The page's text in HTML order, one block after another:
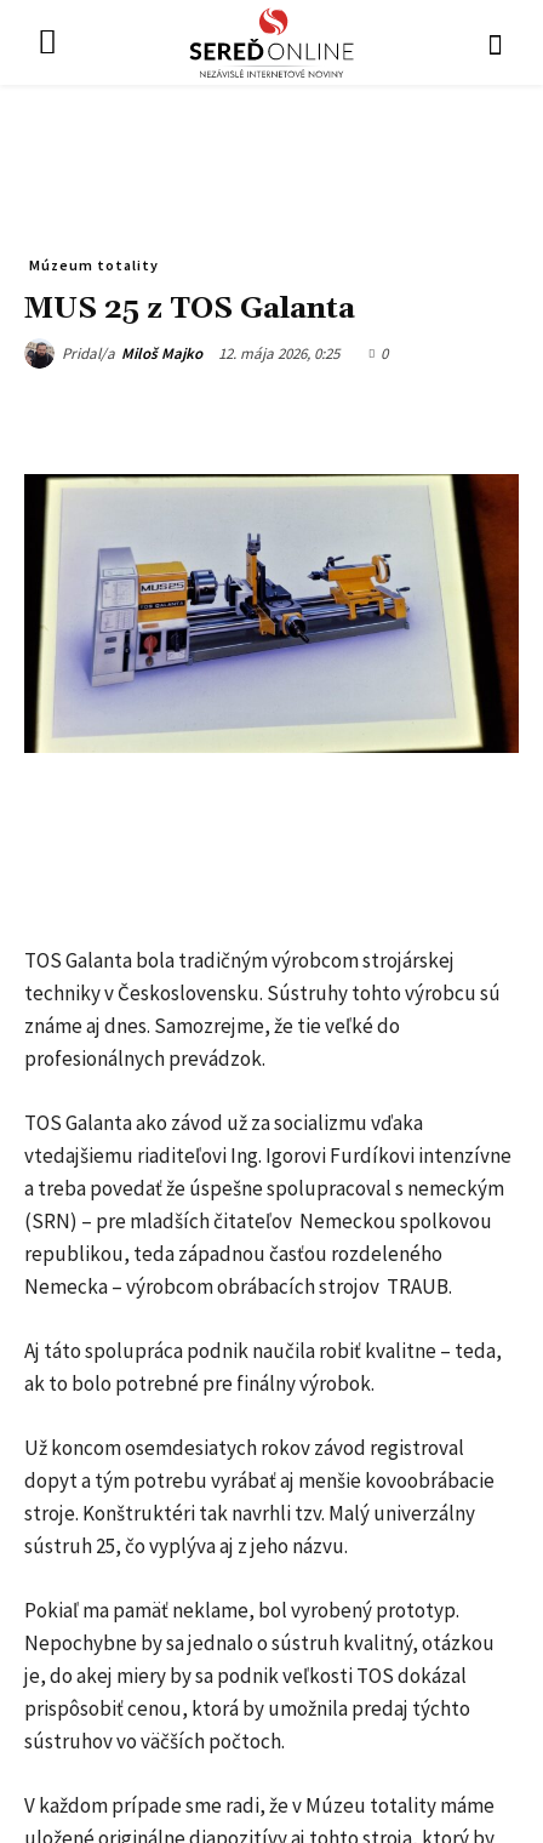
Múzeum totality
MUS 25 z TOS Galanta
Pridal/a Miloš Majko 12. mája 2026, 0:25 0
TOS Galanta bola tradičným výrobcom strojárskej
techniky v Československu. Sústruhy tohto výrobcu sú
známe aj dnes. Samozrejme, že tie veľké do
profesionálnych prevádzok.
TOS Galanta ako závod už za socializmu vďaka
vtedajšiemu riaditeľovi Ing. Igorovi Furdíkovi intenzívne
a treba povedať že úspešne spolupracoval s nemeckým
(SRN) – pre mladších čitateľov Nemeckou spolkovou
republikou, teda západnou časťou rozdeleného
Nemecka – výrobcom obrábacích strojov TRAUB.
Aj táto spolupráca podnik naučila robiť kvalitne – teda,
ak to bolo potrebné pre finálny výrobok.
Už koncom osemdesiatych rokov závod registroval
dopyt a tým potrebu vyrábať aj menšie kovoobrábacie
stroje. Konštruktéri tak navrhli tzv. Malý univerzálny
sústruh 25, čo vyplýva aj z jeho názvu.
Pokiaľ ma pamäť neklame, bol vyrobený prototyp.
Nepochybne by sa jednalo o sústruh kvalitný, otázkou
je, do akej miery by sa podnik veľkosti TOS dokázal
prispôsobiť cenou, ktorá by umožnila predaj týchto
sústruhov vo väčších počtoch.
V každom prípade sme radi, že v Múzeu totality máme